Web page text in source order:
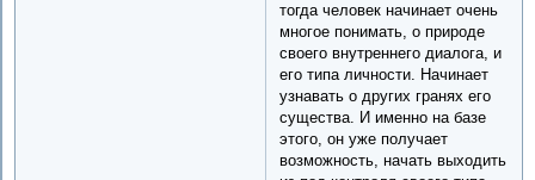
тогда человек начинает очень
многое понимать, о природе
своего внутреннего диалога, и
его типа личности. Начинает
узнавать о других гранях его
существа. И именно на базе
этого, он уже получает
возможность, начать выходить